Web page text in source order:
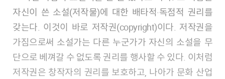
자신이 쓴 소설(저작물)에 대한 배타적·독점적 권리를
갖는다. 이것이 바로 저작권(copyright)이다. 저작권을
가짐으로써 소설가는 다른 누군가가 자신의 소설을 무
단으로 베껴갈 수 없도록 권리를 행사할 수 있다. 이처럼
저작권은 창작자의 권리를 보호하고, 나아가 문화 산업